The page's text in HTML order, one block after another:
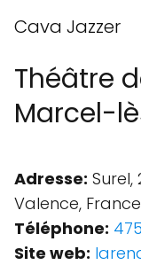
Cava Jazzer
Théâtre
Marcel-
Adresse:
Valence,
Téléphone:
Site web: